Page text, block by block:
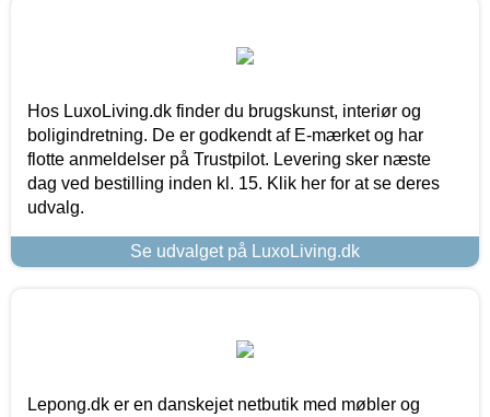
Hos LuxoLiving.dk finder du brugskunst, interiør og
boligindretning. De er godkendt af E-mærket og har
flotte anmeldelser på Trustpilot. Levering sker næste
dag ved bestilling inden kl. 15. Klik her for at se deres
udvalg.
Se udvalget på LuxoLiving.dk
Lepong.dk er en danskejet netbutik med møbler og